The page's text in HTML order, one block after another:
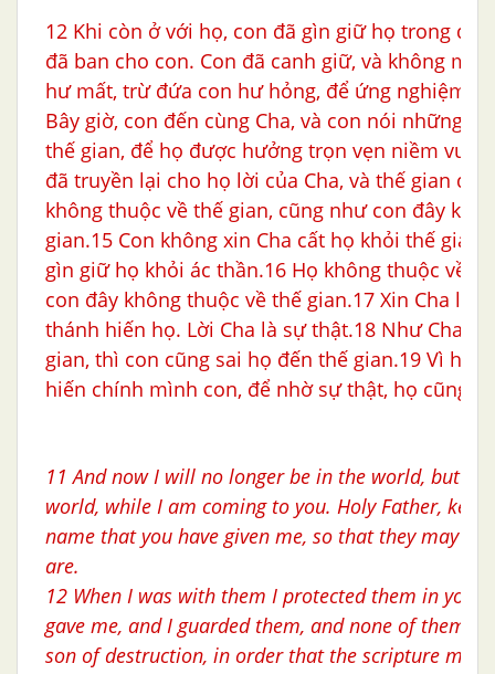
12 Khi còn ở với họ, con đã gìn giữ họ trong
đã ban cho con. Con đã canh giữ, và không
hư mất, trừ đứa con hư hỏng, để ứng nghiệm
Bây giờ, con đến cùng Cha, và con nói những
thế gian, để họ được hưởng trọn vẹn niềm vui
đã truyền lại cho họ lời của Cha, và thế gian đã
không thuộc về thế gian, cũng như con đây
gian.15 Con không xin Cha cất họ khỏi thế gian,
gìn giữ họ khỏi ác thần.16 Họ không thuộc về
con đây không thuộc về thế gian.17 Xin Cha lấy
thánh hiến họ. Lời Cha là sự thật.18 Như Cha
gian, thì con cũng sai họ đến thế gian.19 Vì họ,
hiến chính mình con, để nhờ sự thật, họ cũng
11 And now I will no longer be in the world, but
world, while I am coming to you. Holy Father,
name that you have given me, so that they may be
are.
12 When I was with them I protected them in your
gave me, and I guarded them, and none of them
son of destruction, in order that the scripture